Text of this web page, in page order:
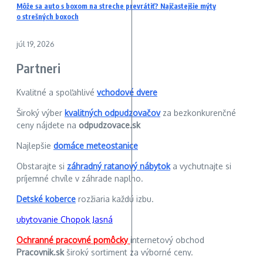
Môže sa auto s boxom na streche prevrátiť? Najčastejšie mýty
o strešných boxoch
júl 19, 2026
Partneri
Kvalitné a spoľahlivé vchodové dvere
Široký výber kvalitných odpudzovačovza bezkonkurenčné
ceny nájdete na odpudzovace.sk
Najlepšie domáce meteostanice
Obstarajte si záhradný ratanový nábytoka vychutnajte si
príjemné chvíle v záhrade naplno.
Detské koberce rozžiaria každú izbu.
ubytovanie Chopok Jasná
Ochranné pracovné pomôckyinternetový obchod
Pracovnik.skširoký sortiment za výborné ceny.